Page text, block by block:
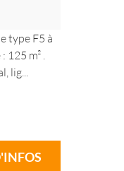
type F5 à
125 m² .
lig...